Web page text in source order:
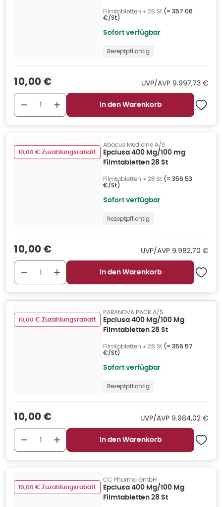
Filmtabletten • 28 St (= 357.06
€/St)
Sofort verfügbar
Rezeptpflichtig
Verkaufspreis
10,00 € UVP/AVP UVP/AVP
9.997,73 €
In den Warenkorb
10,00 € Zuzahlungsrabatt
Abacus Medicine A/S
Epclusa 400 Mg/100 mg
Filmtabletten 28 St
Filmtabletten • 28 St (= 356.53
€/St)
Sofort verfügbar
Rezeptpflichtig
Verkaufspreis
10,00 € UVP/AVP UVP/AVP
9.982,70 €
In den Warenkorb
10,00 € Zuzahlungsrabatt
PARANOVA PACK A/S
Epclusa 400 Mg/100 Mg
Filmtabletten 28 St
Filmtabletten • 28 St (= 356.57
€/St)
Sofort verfügbar
Rezeptpflichtig
Verkaufspreis
10,00 € UVP/AVP UVP/AVP:
9.984,02 €
In den Warenkorb
10,00 € Zuzahlungsrabatt
CC Pharma GmbH
Epclusa 400 Mg/100 Mg
Filmtabletten 28 St